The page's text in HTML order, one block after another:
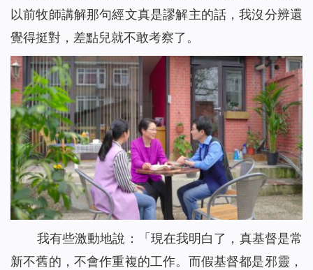
以前牧師講解那句經文真是謬解主的話，我沒分辨還
覺得挺對，差點兒就不敢考察了。
我有些激動地說：「現在我明白了，真基督是常
新不舊的，不會作重複的工作。而假基督都是邪靈，